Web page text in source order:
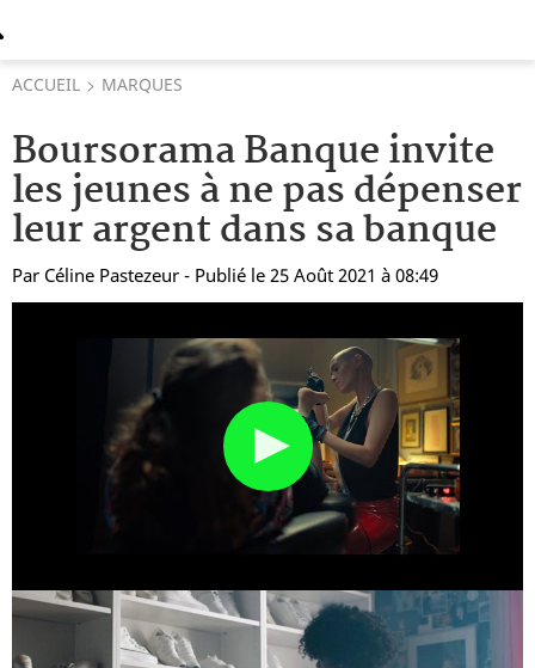
ACCUEIL MARQUES
Boursorama Banque invite
les jeunes à ne pas dépenser
leur argent dans sa banque
Par Céline Pastezeur - Publié le 25 Août 2021 à 08:49